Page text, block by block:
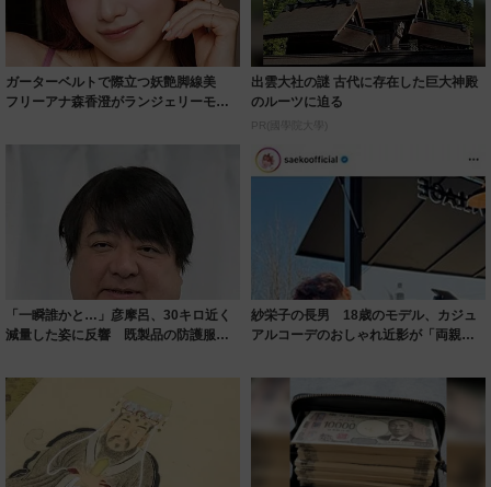
ガーターベルトで際立つ妖艶脚線美
フリーアナ森香澄がランジェリーモデ
出雲大社の謎 古代に存在した巨大神殿
のルーツに迫る
PR(國學院大學)
「一瞬誰かと…」彦摩呂、30キロ近く
減量した姿に反響 既製品の防護服が
紗栄子の長男 18歳のモデル、カジュ
アルコーデのおしゃれ近影が「両親の